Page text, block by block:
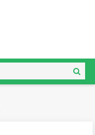
Tìm
kiếm